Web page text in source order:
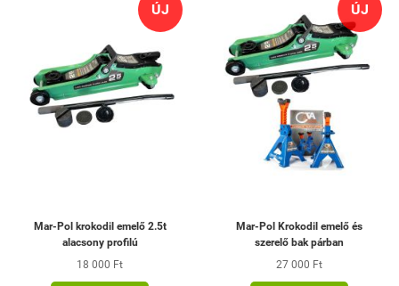
ÚJ
Mar-Pol krokodil emelő 2.5t
alacsony profilú
18 000 Ft
ÚJ
Mar-Pol Krokodil emelő és
szerelő bak párban
27 000 Ft